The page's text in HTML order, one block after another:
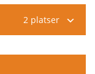
2 platser